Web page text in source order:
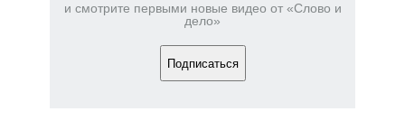
и смотрите первыми новые видео от «Слово и
дело»
Подписаться